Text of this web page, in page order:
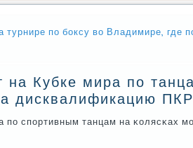
по боксу во Владимире, где
на Кубке мира по
дисквалификацию ПКР
спοртивным танцам на κолясκах